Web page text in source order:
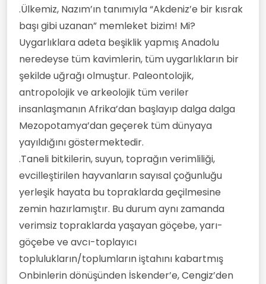
.Ülkemiz, Nazım’ın tanımıyla “Akdeniz’e bir kısrak
başı gibi uzanan” memleket bizim! Mi?
Uygarlıklara adeta beşiklik yapmış Anadolu
neredeyse tüm kavimlerin, tüm uygarlıkların bir
şekilde uğrağı olmuştur. Paleontolojik,
antropolojik ve arkeolojik tüm veriler
insanlaşmanın Afrika’dan başlayıp dalga dalga
Mezopotamya’dan geçerek tüm dünyaya
yayıldığını göstermektedir.
.Taneli bitkilerin, suyun, toprağın verimliliği,
evcilleştirilen hayvanların sayısal çoğunluğu
yerleşik hayata bu topraklarda geçilmesine
zemin hazırlamıştır. Bu durum aynı zamanda
verimsiz topraklarda yaşayan göçebe, yarı-
göçebe ve avcı-toplayıcı
toplulukların/toplumların iştahını kabartmış
Onbinlerin dönüşünden İskender’e, Cengiz’den